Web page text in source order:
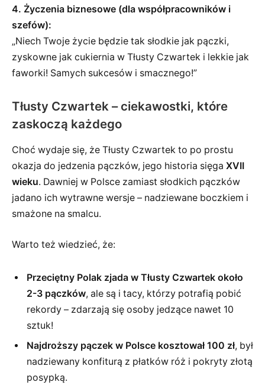
4. Życzenia biznesowe (dla współpracowników i
szefów):
„Niech Twoje życie będzie tak słodkie jak pączki,
zyskowne jak cukiernia w Tłusty Czwartek i lekkie jak
faworki! Samych sukcesów i smacznego!”
Tłusty Czwartek – ciekawostki, które
zaskoczą każdego
Choć wydaje się, że Tłusty Czwartek to po prostu
okazja do jedzenia pączków, jego historia sięga XVII
wieku. Dawniej w Polsce zamiast słodkich pączków
jadano ich wytrawne wersje – nadziewane boczkiem i
smażone na smalcu.
Warto też wiedzieć, że:
Przeciętny Polak zjada w Tłusty Czwartek około
2-3 pączków, ale są i tacy, którzy potrafią pobić
rekordy – zdarzają się osoby jedzące nawet 10
sztuk!
Najdroższy pączek w Polsce kosztował 100 zł, był
nadziewany konfiturą z płatków róż i pokryty złotą
posypką.